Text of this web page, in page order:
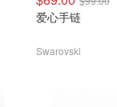
爱心手链
Swarovski